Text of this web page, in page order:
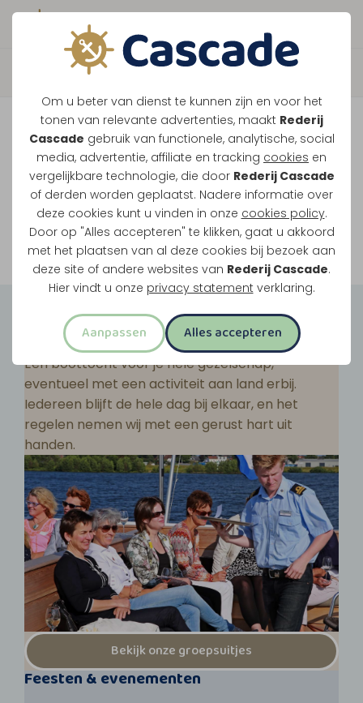
Om u beter van dienst te kunnen zijn en voor het
tonen van relevante advertenties, maakt Rederij
Cascade gebruik van functionele, analytische, social
media, advertentie, affiliate en tracking cookies en
vergelijkbare technologie, die door Rederij Cascade
of derden worden geplaatst. Nadere informatie over
deze cookies kunt u vinden in onze cookies policy.
Door op "Alles accepteren" te klikken, gaat u akkoord
met het plaatsen van al deze cookies bij bezoek aan
deze site of andere websites van Rederij Cascade.
Hier vindt u onze privacy statement verklaring.
Aanpassen Alles accepteren
Boek direct je vaart
Vaar je mee over de
Maasplassen?
Ondanks de lage waterstanden gaan
onze vaarten gewoon door.
Bekijk onze rondvaarten
Groepsuitjes
Een boottocht voor je hele gezelschap,
eventueel met een activiteit aan land erbij.
Iedereen blijft de hele dag bij elkaar, en het
regelen nemen wij met een gerust hart uit
handen.
Bekijk onze groepsuitjes
Feesten & evenementen